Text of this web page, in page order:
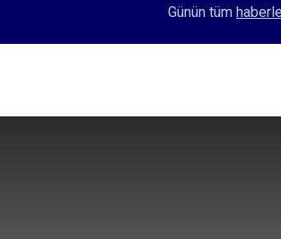
Merkez Bankası rezervleri
Günün tüm